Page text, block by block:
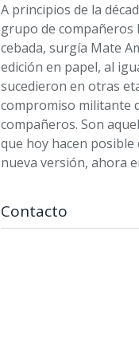
A principios de la
grupo de compañeros
cebada, surgía Mate
edición en papel, al
sucedieron en otras
compromiso militante
compañeros. Son
que hoy hacen posible
nueva versión, ahora
Contacto